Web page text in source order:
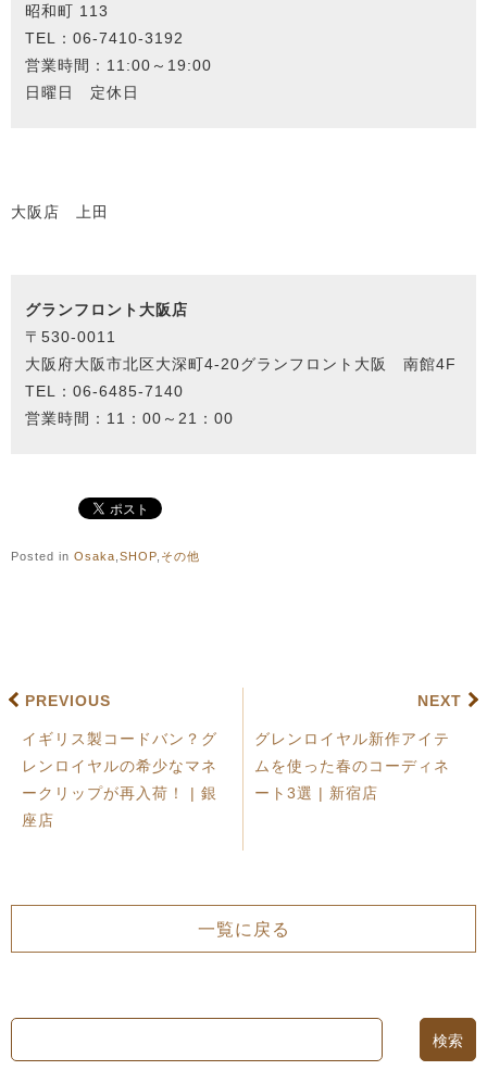
昭和町 113
TEL：06-7410-3192
営業時間： 11:00～19:00
日曜日 定休日
大阪店 上田
グランフロント大阪店
〒530-0011
大阪府大阪市北区大深町4-20グランフロント大阪 南館4F
TEL：06-6485-7140
営業時間： 11：00～21：00
Posted in Osaka SHOP その他
PREVIOUS
イギリス製コードバン？グ
レンロイヤルの希少なマネ
ークリップが再入荷！ | 銀
座店
NEXT
グレンロイヤル新作アイテ
ムを使った春のコーディネ
ート3選 | 新宿店
一覧に戻る